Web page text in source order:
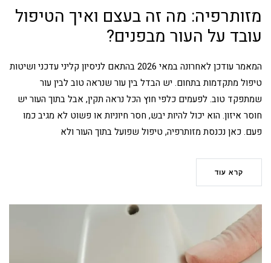
מזותרפיה: מה זה בעצם ואיך הטיפול
עובד על העור מבפנים?
המאמר עודכן לאחרונה במאי 2026 בהתאם לניסיון קליני עדכני ושיטות
טיפול מתקדמות בתחום. יש הבדל בין עור שנראה טוב לבין עור
שמתפקד טוב. לפעמים כלפי חוץ הכל נראה תקין, אבל בתוך העור יש
חוסר איזון. הוא יכול להיות יבש, חסר חיוניות או פשוט לא מגיב כמו
פעם. כאן נכנסת מזותרפיה, טיפול שפועל בתוך העור ולא
קרא עוד